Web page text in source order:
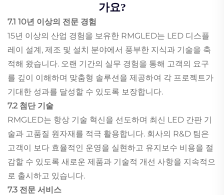
가요?
7.1 10년 이상의 전문 경험
15년 이상의 산업 경험을 보유한 RMGLED는 LED 디스플
레이 설계, 제조 및 설치 분야에서 풍부한 지식과 기술을 축
적해 왔습니다. 오랜 기간의 실무 경험을 통해 고객의 요구
를 깊이 이해하며 맞춤형 솔루션을 제공하여 각 프로젝트가
기대한 성과를 달성할 수 있도록 보장합니다.
7.2 첨단 기술
RMGLED는 항상 기술 혁신을 선도하며 최신 LED 간판 기
술과 고품질 원자재를 적극 활용합니다. 회사의 R&D 팀은
고객이 보다 효율적인 운영을 실현하고 유지보수 비용을 절
감할 수 있도록 새로운 제품과 기술적 개선 사항을 지속적으
로 출시하고 있습니다.
7.3 전문 서비스